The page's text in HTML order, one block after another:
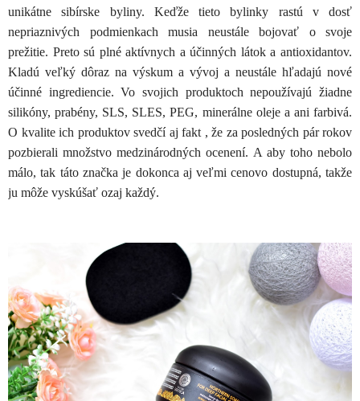
unikátne sibírske byliny. Keďže tieto bylinky rastú v dosť
nepriaznivých podmienkach musia neustále bojovať o svoje
prežitie. Preto sú plné aktívnych a účinných látok a antioxidantov.
Kladú veľký dôraz na výskum a vývoj a neustále hľadajú nové
účinné ingrediencie. Vo svojich produktoch nepoužívajú žiadne
silikóny, prabény, SLS, SLES, PEG, minerálne oleje a ani farbivá.
O kvalite ich produktov svedčí aj fakt , že za posledných pár rokov
pozbierali množstvo medzinárodných ocenení. A aby toho nebolo
málo, tak táto značka je dokonca aj veľmi cenovo dostupná, takže
ju môže vyskúšať ozaj každý.